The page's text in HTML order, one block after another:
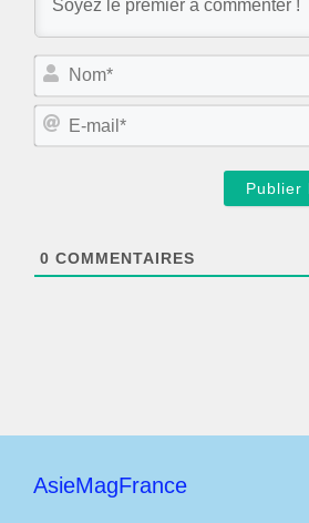
0 COMMENTAIRES
AsieMagFrance